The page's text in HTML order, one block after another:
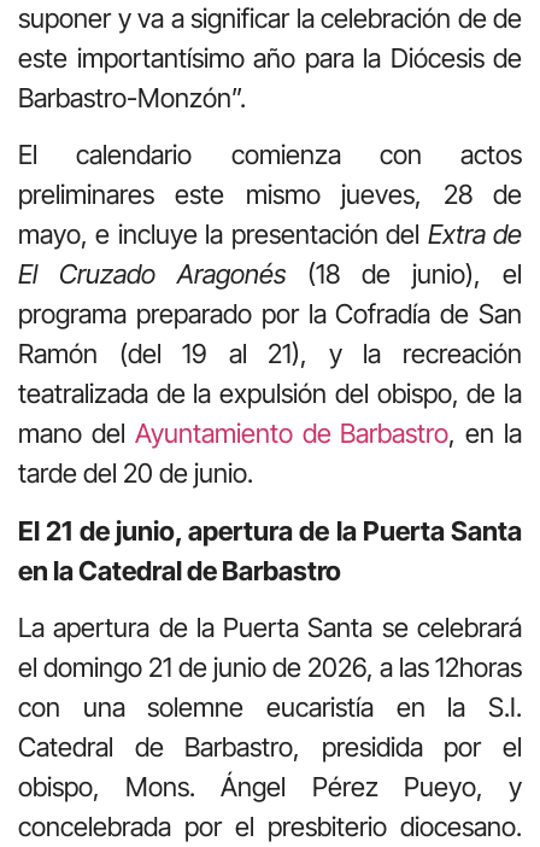
suponer y va a significar la celebración de de
este importantísimo año para la Diócesis de
Barbastro-Monzón”.
El calendario comienza con actos
preliminares este mismo jueves, 28 de
mayo, e incluye la presentación del Extra de
El Cruzado Aragonés (18 de junio), el
programa preparado por la Cofradía de San
Ramón (del 19 al 21), y la recreación
teatralizada de la expulsión del obispo, de la
mano del Ayuntamiento de Barbastro, en la
tarde del 20 de junio.
El 21 de junio, apertura de la Puerta Santa
en la Catedral de Barbastro
La apertura de la Puerta Santa se celebrará
el domingo 21 de junio de 2026, a las 12horas
con una solemne eucaristía en la S.I.
Catedral de Barbastro, presidida por el
obispo, Mons. Ángel Pérez Pueyo, y
concelebrada por el presbiterio diocesano.